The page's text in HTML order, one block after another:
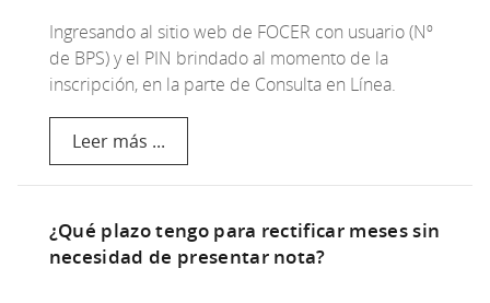
Ingresando al sitio web de FOCER con usuario (Nº
de BPS) y el PIN brindado al momento de la
inscripción, en la parte de Consulta en Línea.
Leer más ...
¿Qué plazo tengo para rectificar meses sin
necesidad de presentar nota?